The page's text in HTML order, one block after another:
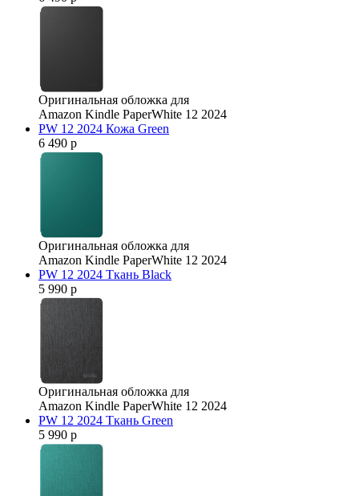
Оригинальная обложка для
Amazon Kindle PaperWhite 12 2024
PW 12 2024 Кожа Green
6 490 р
Оригинальная обложка для
Amazon Kindle PaperWhite 12 2024
PW 12 2024 Ткань Black
5 990 р
Оригинальная обложка для
Amazon Kindle PaperWhite 12 2024
PW 12 2024 Ткань Green
5 990 р